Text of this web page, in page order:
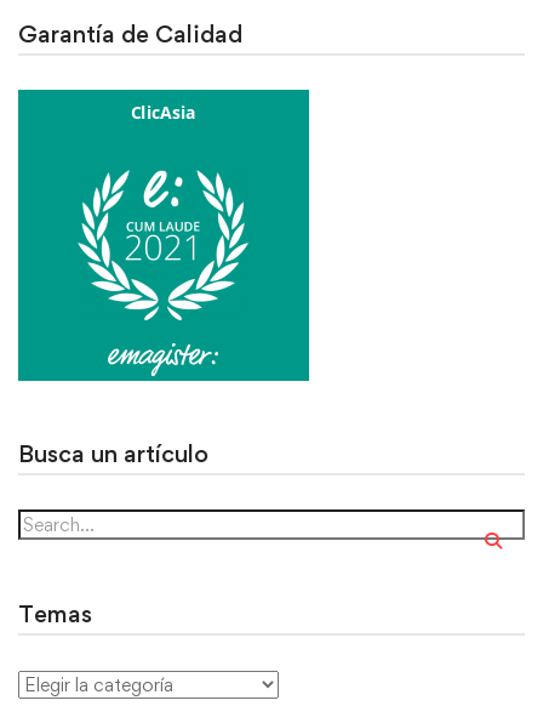
Garantía de Calidad
Busca un artículo
Temas